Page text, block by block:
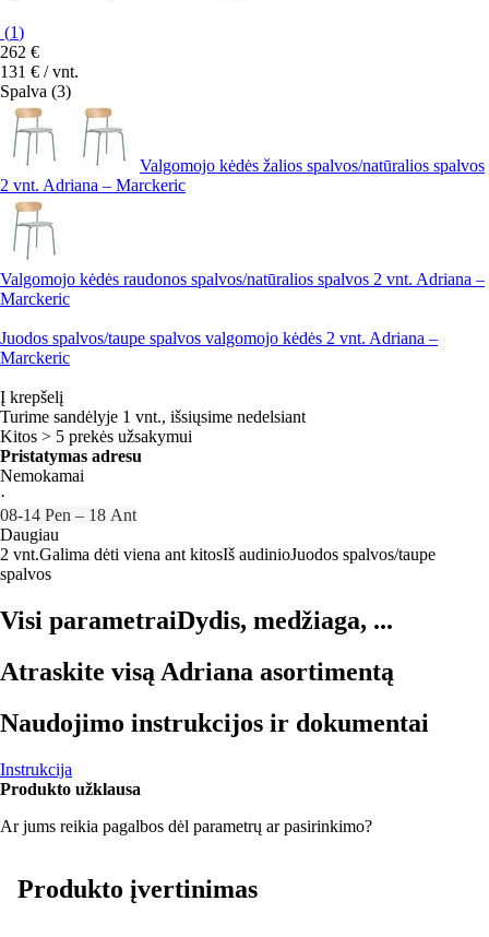
(1)
262 €
131 € / vnt.
Spalva (3)
Valgomojo kėdės žalios spalvos/natūralios spalvos
2 vnt. Adriana – Marckeric
Valgomojo kėdės raudonos spalvos/natūralios spalvos 2 vnt. Adriana –
Marckeric
Juodos spalvos/taupe spalvos valgomojo kėdės 2 vnt. Adriana –
Marckeric
Į krepšelį
Turime sandėlyje 1 vnt., išsiųsime nedelsiant
Kitos > 5 prekės užsakymui
Pristatymas adresu
Nemokamai
·
08‑14 Pen – 18 Ant
Daugiau
2 vnt.Galima dėti viena ant kitosIš audinioJuodos spalvos/taupe
spalvos
Visi parametraiDydis, medžiaga, ...
Atraskite visą Adriana asortimentą
Naudojimo instrukcijos ir dokumentai
Instrukcija
Produkto užklausa
Ar jums reikia pagalbos dėl parametrų ar pasirinkimo?
Produkto įvertinimas